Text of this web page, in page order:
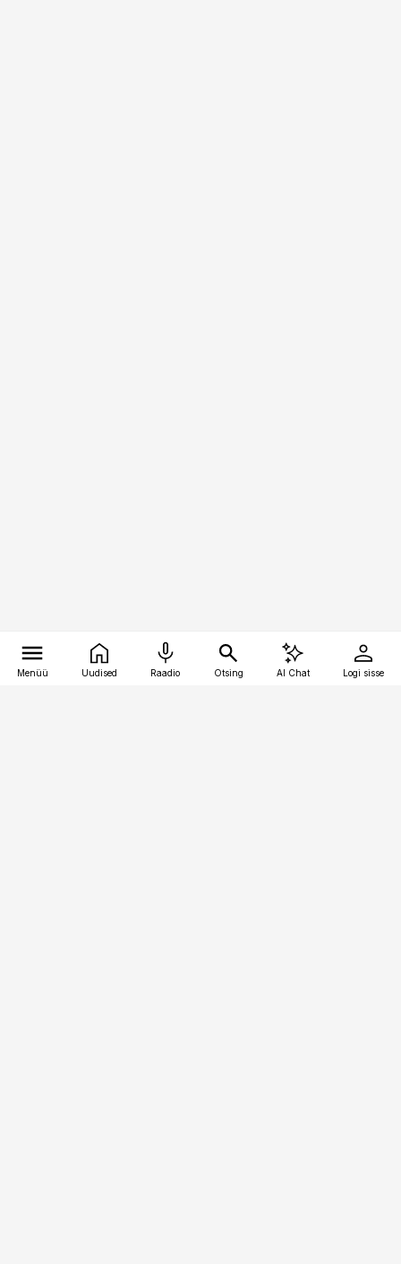
Menüü Uudised Raadio Otsing AI Chat Logi sisse